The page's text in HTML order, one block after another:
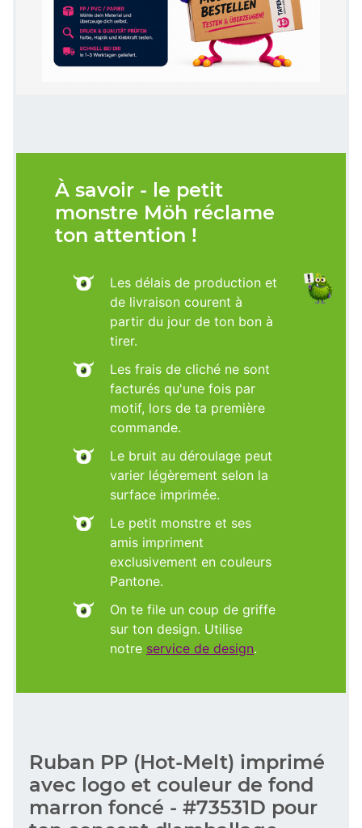
À savoir - le petit
monstre Möh réclame
ton attention !
Les délais de production et
de livraison courent à
partir du jour de ton bon à
tirer.
Les frais de cliché ne sont
facturés qu'une fois par
motif, lors de ta première
commande.
Le bruit au déroulage peut
varier légèrement selon la
surface imprimée.
Le petit monstre et ses
amis impriment
exclusivement en couleurs
Pantone.
On te file un coup de griffe
sur ton design. Utilise
notre service de design.
Ruban PP (Hot-Melt) imprimé
avec logo et couleur de fond
marron foncé - #73531D pour